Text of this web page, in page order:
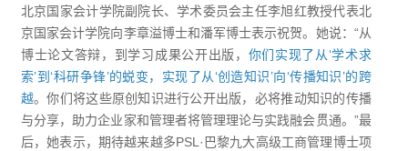
北京国家会计学院副院长、学术委员会主任李旭红教授代表北
京国家会计学院向李章溢博士和潘军博士表示祝贺。她说：“从
博士论文答辩，到学习成果公开出版， 你们实现了从‘学术求
索’到‘科研争锋’的蜕变，实现了从‘创造知识’向‘传播知识’的跨
越。你们将这些原创知识进行公开出版，必将推动知识的传播
与分享，助力企业家和管理者将管理理论与实践融会贯通。”最
后，她表示，期待越来越多PSL·巴黎九大高级工商管理博士项